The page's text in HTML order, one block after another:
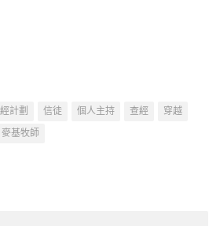
計劃 信徒 個人主持 查經
穿越
麥基牧師